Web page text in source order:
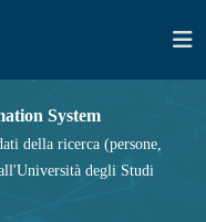
System
della ricerca (persone,
degli Studi